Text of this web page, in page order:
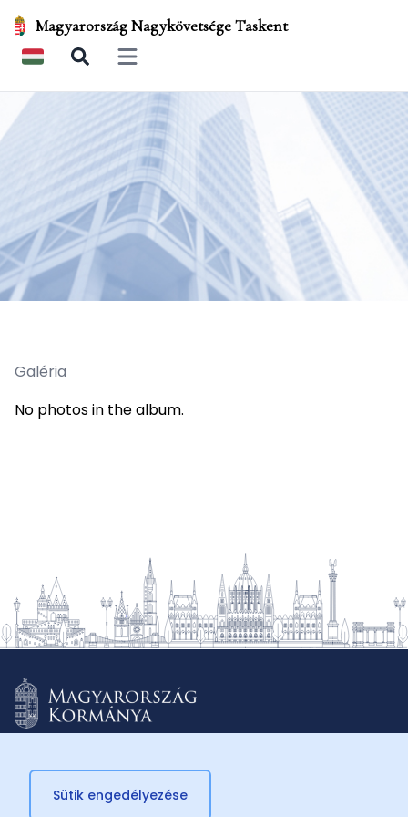
Magyarország Nagykövetsége Taskent
Open main menu
Galéria
No photos in the album.
© 2026 Külügyminisztérium
Sütik engedélyezése